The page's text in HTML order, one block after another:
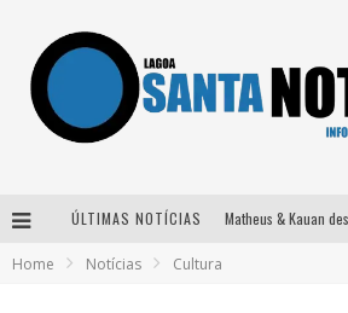
ÚLTIMAS NOTÍCIAS
Home Notícias Cultura